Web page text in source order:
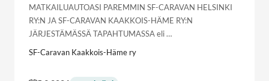
MATKAILUAUTOASI PAREMMIN SF-CARAVAN HELSINKI
RY:N JA SF-CARAVAN KAAKKOIS-HÄME RY:N
JÄRJESTÄMÄSSÄ TAPAHTUMASSA eli …
SF-Caravan Kaakkois-Häme ry